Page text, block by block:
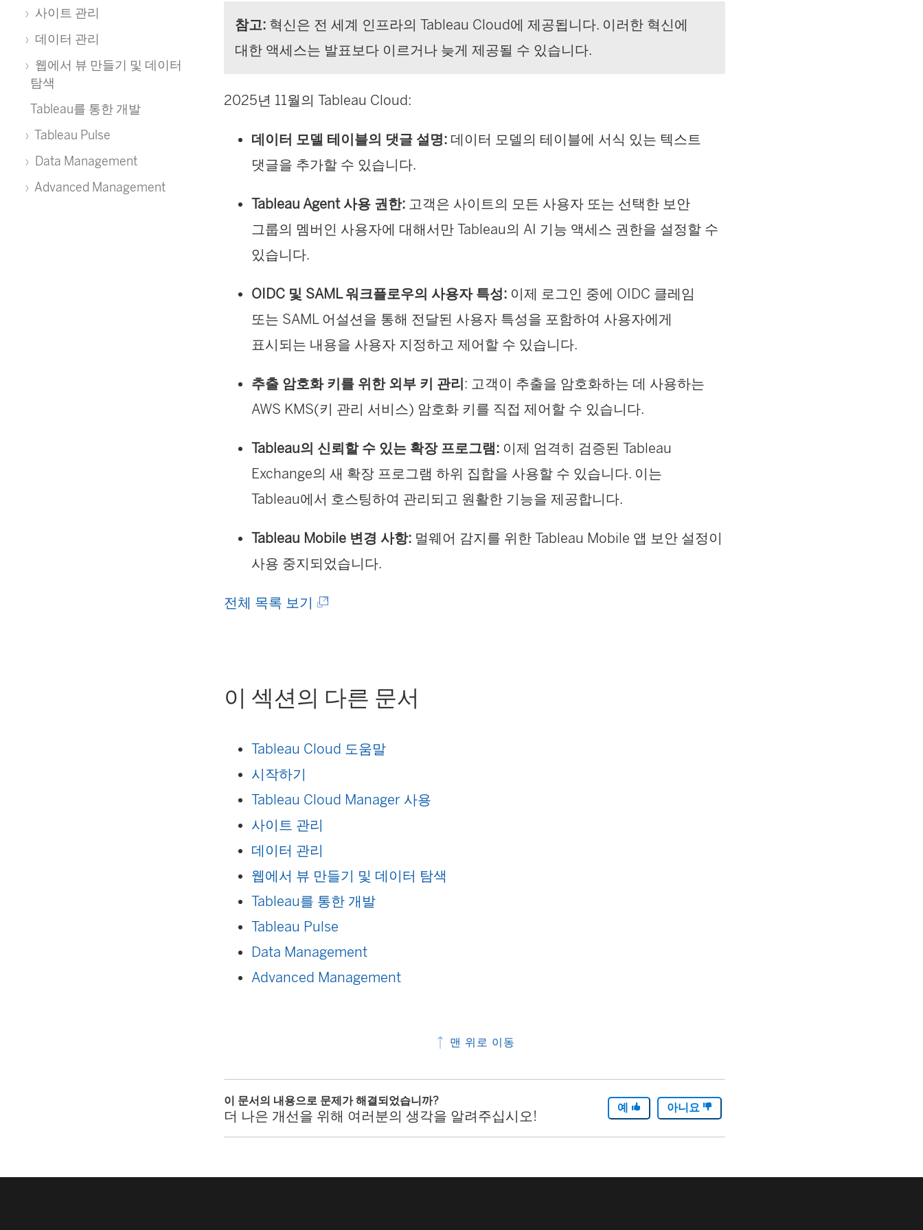
사이트 관리
데이터 관리
웹에서 뷰 만들기 및 데이터
탐색
Tableau를 통한 개발
Tableau Pulse
Data Management
Advanced Management
참고: 혁신은 전 세계 인프라의Tableau Cloud에 제공됩니다. 이러한 혁신에
대한 액세스는 발표보다 이르거나 늦게 제공될 수 있습니다.
2025년 11월의 Tableau Cloud:
데이터 모델 테이블의 댓글 설명: 데이터 모델의 테이블에 서식 있는 텍스트
댓글을 추가할 수 있습니다.
Tableau Agent 사용 권한: 고객은 사이트의 모든 사용자 또는 선택한 보안
그룹의 멤버인 사용자에 대해서만 Tableau의 AI 기능 액세스 권한을 설정할 수
있습니다.
OIDC 및 SAML 워크플로우의 사용자 특성: 이제 로그인 중에 OIDC 클레임
또는 SAML 어설션을 통해 전달된 사용자 특성을 포함하여 사용자에게
표시되는 내용을 사용자 지정하고 제어할 수 있습니다.
추출 암호화 키를 위한 외부 키 관리: 고객이 추출을 암호화하는 데 사용하는
AWS KMS(키 관리 서비스) 암호화 키를 직접 제어할 수 있습니다.
Tableau의 신뢰할 수 있는 확장 프로그램: 이제 엄격히 검증된 Tableau
Exchange의 새 확장 프로그램 하위 집합을 사용할 수 있습니다. 이는
Tableau에서 호스팅하여 관리되고 원활한 기능을 제공합니다.
Tableau Mobile 변경 사항: 멀웨어 감지를 위한 Tableau Mobile 앱 보안 설정이
사용 중지되었습니다.
전체 목록 보기 (
새
에
열
림
)
이 섹션의 다른 문서
Tableau Cloud 도움말
시작하기
Tableau Cloud Manager 사용
사이트 관리
데이터 관리
웹에서 뷰 만들기 및 데이터 탐색
Tableau를 통한 개발
Tableau Pulse
Data Management
Advanced Management
맨 위로 이동
이 문서의 내용으로 문제가 해결되었습니까?
더 나은 개선을 위해 여러분의 생각을 알려주십시오! 예 아니요